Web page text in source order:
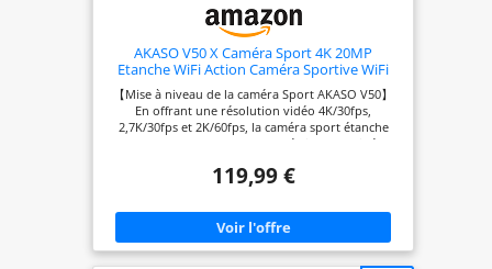
AKASO V50 X Caméra Sport 4K 20MP
Etanche WiFi Action Caméra Sportive WiFi
【Mise à niveau de la caméra Sport AKASO V50】
En offrant une résolution vidéo 4K/30fps,
2,7K/30fps et 2K/60fps, la caméra sport étanche
AKASO V50X vous permet de réaliser des vidéos
beauté et les merveilles de la vie. 【Écran tactile
capture simples et rationalisés, il est facile
d'intervenir et d'obtenir de superbes photos. Il
suffit de glisser et d'appuyer sur l'écran.
【Stabilisation d'images électroniques】La caméra
119,99 €